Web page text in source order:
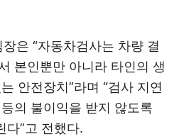
은 “자동차검사는 차량 결
본인뿐만 아니라 타인의 생
안전장치”라며 “검사 지연
의 불이익을 받지 않도록
다”고 전했다.